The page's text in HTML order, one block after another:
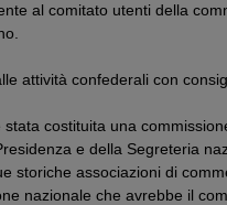
al comitato utenti della
attività confederali con
costituita una
e della Segreteria
storiche associazioni di
nazionale che avrebbe il